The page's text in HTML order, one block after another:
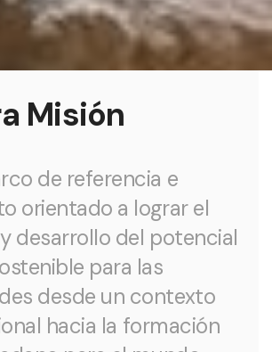
Misión
de referencia e
orientado a lograr el
desarrollo del potencial
para las
desde un contexto
hacia la formación